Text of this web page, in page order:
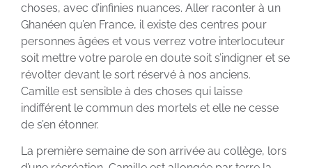
choses, avec d’infinies nuances. Aller raconter à un
Ghanéen qu’en France, il existe des centres pour
personnes âgées et vous verrez votre interlocuteur
soit mettre votre parole en doute soit s’indigner et se
révolter devant le sort réservé à nos anciens.
Camille est sensible à des choses qui laisse
indifférent le commun des mortels et elle ne cesse
de s’en étonner.
La première semaine de son arrivée au collège, lors